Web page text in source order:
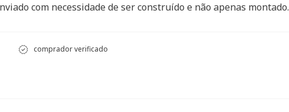
com necessidade de ser construído e não apenas montado.
comprador verificado